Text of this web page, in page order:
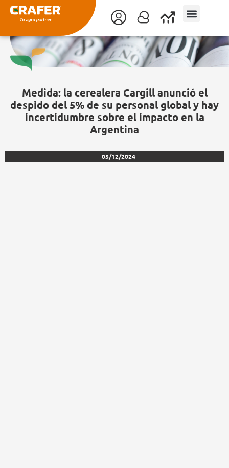
contenido
Medida: la cerealera Cargill anunció el
despido del 5% de su personal global y hay
incertidumbre sobre el impacto en la
Argentina
05/12/2024